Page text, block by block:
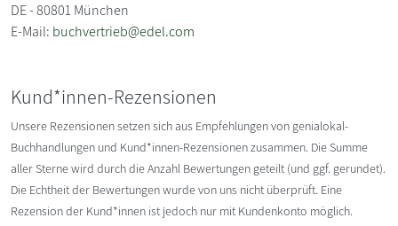
DE - 80801 München
E-Mail: buchvertrieb@edel.com
Kund*innen-Rezensionen
Unsere Rezensionen setzen sich aus Empfehlungen von genialokal-
Buchhandlungen und Kund*innen-Rezensionen zusammen. Die Summe
aller Sterne wird durch die Anzahl Bewertungen geteilt (und ggf. gerundet).
Die Echtheit der Bewertungen wurde von uns nicht überprüft. Eine
Rezension der Kund*innen ist jedoch nur mit Kundenkonto möglich.